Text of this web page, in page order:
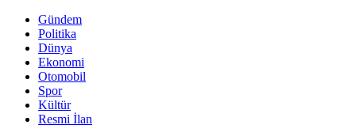
Gündem
Politika
Dünya
Ekonomi
Otomobil
Spor
Kültür
Resmi İlan